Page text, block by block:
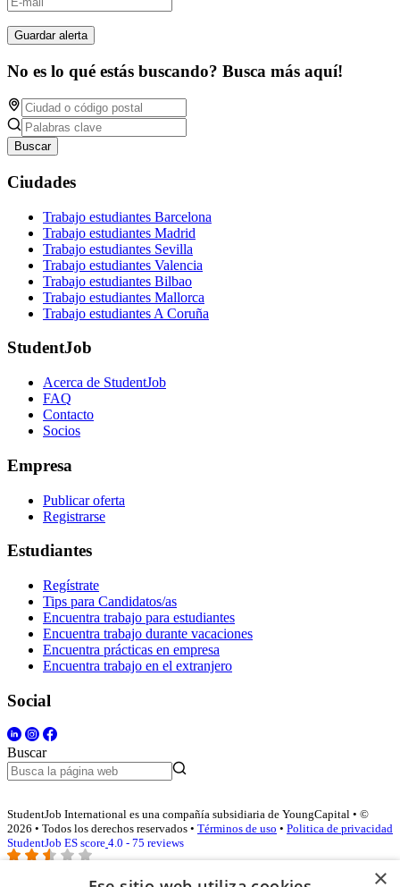
Guardar alerta
No es lo qué estás buscando? Busca más aquí!
Buscar
Ciudades
Trabajo estudiantes Barcelona
Trabajo estudiantes Madrid
Trabajo estudiantes Sevilla
Trabajo estudiantes Valencia
Trabajo estudiantes Bilbao
Trabajo estudiantes Mallorca
Trabajo estudiantes A Coruña
StudentJob
Acerca de StudentJob
FAQ
Contacto
Socios
Empresa
Publicar oferta
Registrarse
Estudiantes
Regístrate
Tips para Candidatos/as
Encuentra trabajo para estudiantes
Encuentra trabajo durante vacaciones
Encuentra prácticas en empresa
Encuentra trabajo en el extranjero
Social
Buscar
StudentJob International es una compañía subsidiaria de YoungCapital • ©
2026 • Todos los derechos reservados • Términos de uso • Politica de privacidad
StudentJob ES score 4.0 - 75 reviews
×